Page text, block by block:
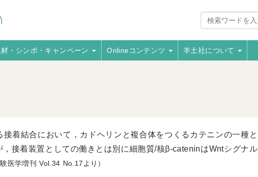
材・シンポ・キャンペーン Onlineコンテンツ 羊土社について
着結合において，カドヘリンと複合体をつくるカテニンの一種と
，接着装置としての働きとは別に細胞質/核β-cateninはWntシグナル
験医学増刊 34 17より）